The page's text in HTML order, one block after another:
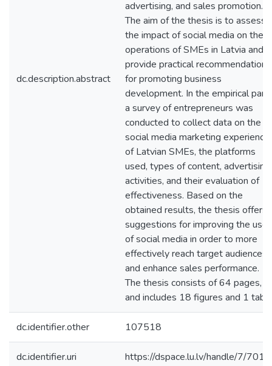
dc.description.abstract
advertising, and sales promotion.
The aim of the thesis is to assess
the impact of social media on the
operations of SMEs in Latvia and
provide practical recommendations
for promoting business
development. In the empirical part,
a survey of entrepreneurs was
conducted to collect data on the
social media marketing experience
of Latvian SMEs, the platforms
used, types of content, advertising
activities, and their evaluation of
effectiveness. Based on the
obtained results, the thesis offers
suggestions for improving the use
of social media in order to more
effectively reach target audiences
and enhance sales performance.
The thesis consists of 64 pages,
and includes 18 figures and 1
dc.identifier.other 107518
dc.identifier.uri https://dspace.lu.lv/handle/7/